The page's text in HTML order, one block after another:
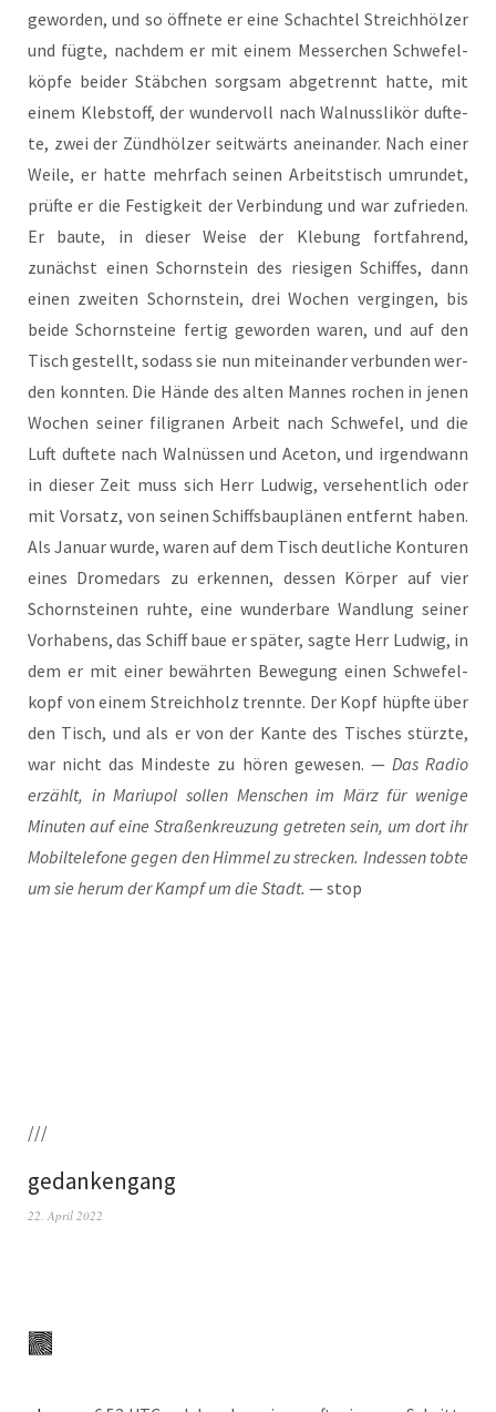
gewor­den, und so öff­ne­te er eine Schach­tel Streich­höl­zer
und füg­te, nach­dem er mit einem Mes­ser­chen Schwe­fel­
köp­fe bei­der Stäb­chen sorg­sam abge­trennt hat­te, mit
einem Kleb­stoff, der wun­der­voll nach Wal­nuss­li­kör duf­te­
te, zwei der Zünd­höl­zer seit­wärts anein­an­der. Nach einer
Wei­le, er hat­te mehr­fach sei­nen Arbeits­tisch umrun­det,
prüf­te er die Fes­tig­keit der Ver­bin­dung und war zufrie­den.
Er bau­te, in die­ser Wei­se der Kle­bung fort­fah­rend,
zunächst einen Schorn­stein des rie­si­gen Schif­fes, dann
einen zwei­ten Schorn­stein, drei Wochen ver­gin­gen, bis
bei­de Schorn­stei­ne fer­tig gewor­den waren, und auf den
Tisch gestellt, sodass sie nun mit­ein­an­der ver­bun­den wer­
den konn­ten. Die Hän­de des alten Man­nes rochen in jenen
Wochen sei­ner fili­gra­nen Arbeit nach Schwe­fel, und die
Luft duf­te­te nach Wal­nüs­sen und Ace­ton, und irgend­wann
in die­ser Zeit muss sich Herr Lud­wig, ver­se­hent­lich oder
mit Vor­satz, von sei­nen Schiffs­bau­plä­nen ent­fernt haben.
Als Janu­ar wur­de, waren auf dem Tisch deut­li­che Kon­tu­ren
eines Dro­me­dars zu erken­nen, des­sen Kör­per auf vier
Schorn­stei­nen ruh­te, eine wun­der­ba­re Wand­lung sei­ner
Vor­ha­bens, das Schiff baue er spä­ter, sag­te Herr Lud­wig, in
dem er mit einer bewähr­ten Bewe­gung einen Schwe­fel­
kopf von einem Streich­holz trenn­te. Der Kopf hüpf­te über
den Tisch, und als er von der Kan­te des Tisches stürz­te,
war nicht das Min­des­te zu hören gewe­sen. — Das Radio
erzählt, in Mariu­pol sol­len Men­schen im März für weni­ge
Minu­ten auf eine Stra­ßen­kreu­zung getre­ten sein, um dort ihr
Mobil­te­le­fo­ne gegen den Him­mel zu stre­cken. Indes­sen tob­te
um sie her­um der Kampf um die Stadt. — stop
///
gedankengang
22. April 2022